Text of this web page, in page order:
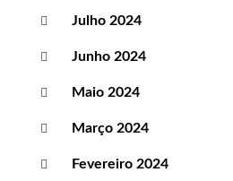
Julho 2024
Junho 2024
Maio 2024
Março 2024
Fevereiro 2024